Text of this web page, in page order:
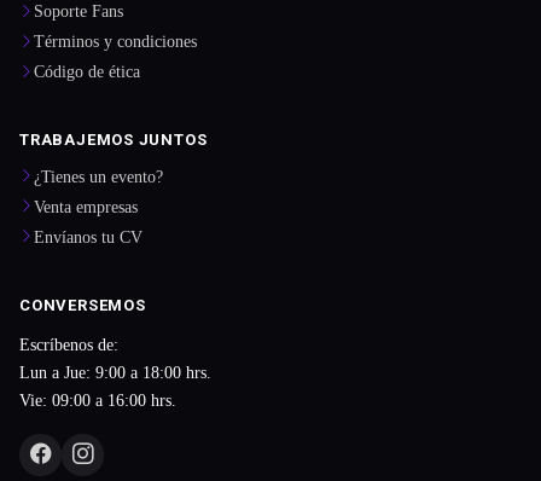
Soporte Fans
Términos y condiciones
Código de ética
TRABAJEMOS JUNTOS
¿Tienes un evento?
Venta empresas
Envíanos tu CV
CONVERSEMOS
Escríbenos de:
Lun a Jue: 9:00 a 18:00 hrs.
Vie: 09:00 a 16:00 hrs.